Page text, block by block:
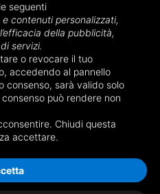
seguenti
contenuti personalizzati,
della pubblicità,
servizi.
o revocare il tuo
accedendo al pannello
consenso, sarà valido solo
può rendere non
Chiudi questa
accettare.
quanto sia prezioso ed
buon scaldabiberon.
poter contare sul
scaldalatte veloceè